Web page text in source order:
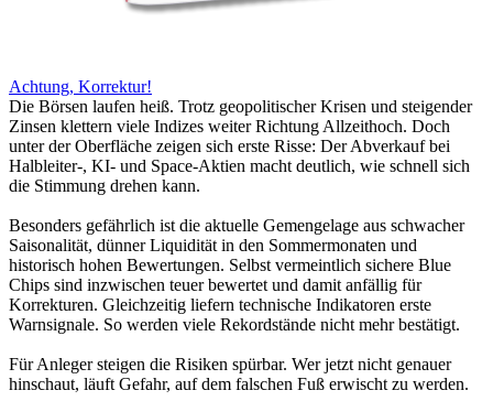
Achtung, Korrektur!
Die Börsen laufen heiß. Trotz geopolitischer Krisen und steigender
Zinsen klettern viele Indizes weiter Richtung Allzeithoch. Doch
unter der Oberfläche zeigen sich erste Risse: Der Abverkauf bei
Halbleiter-, KI- und Space-Aktien macht deutlich, wie schnell sich
die Stimmung drehen kann.
Besonders gefährlich ist die aktuelle Gemengelage aus schwacher
Saisonalität, dünner Liquidität in den Sommermonaten und
historisch hohen Bewertungen. Selbst vermeintlich sichere Blue
Chips sind inzwischen teuer bewertet und damit anfällig für
Korrekturen. Gleichzeitig liefern technische Indikatoren erste
Warnsignale. So werden viele Rekordstände nicht mehr bestätigt.
Für Anleger steigen die Risiken spürbar. Wer jetzt nicht genauer
hinschaut, läuft Gefahr, auf dem falschen Fuß erwischt zu werden.